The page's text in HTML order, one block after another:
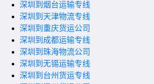
深圳到烟台运输专线
深圳到天津物流专线
深圳到重庆货运公司
深圳到成都运输专线
深圳到珠海物流公司
深圳到无锡运输专线
深圳到台州货运专线